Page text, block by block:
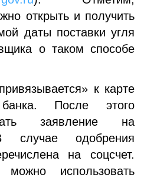
открыть и получить
даты поставки угля
о таком способе
к карте
После этого
заявление на
случае одобрения
на соцсчет.
использовать